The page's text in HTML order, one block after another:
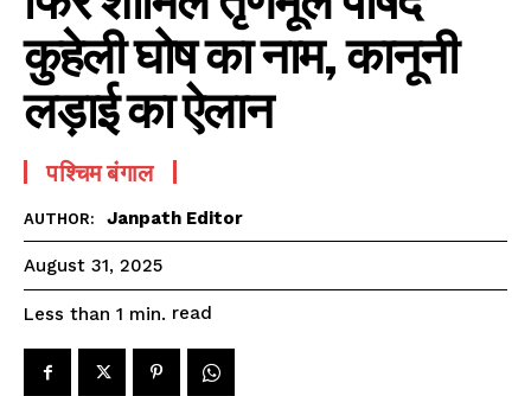
कुहेली घोष का नाम, कानूनी
लड़ाई का ऐलान
पश्चिम बंगाल
AUTHOR: Janpath Editor
August 31, 2025
Less than 1 min. read